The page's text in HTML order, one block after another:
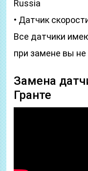
Russia
• Датчик
Все датчики
при замене вы
Замена
Гранте